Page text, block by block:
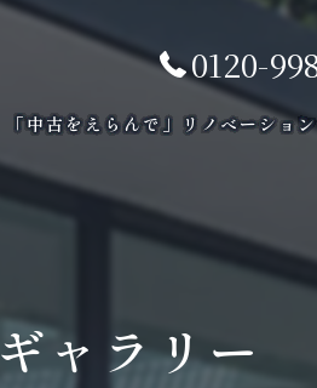
0120-
「中古をえらんで」リノべーション
ギャラリー